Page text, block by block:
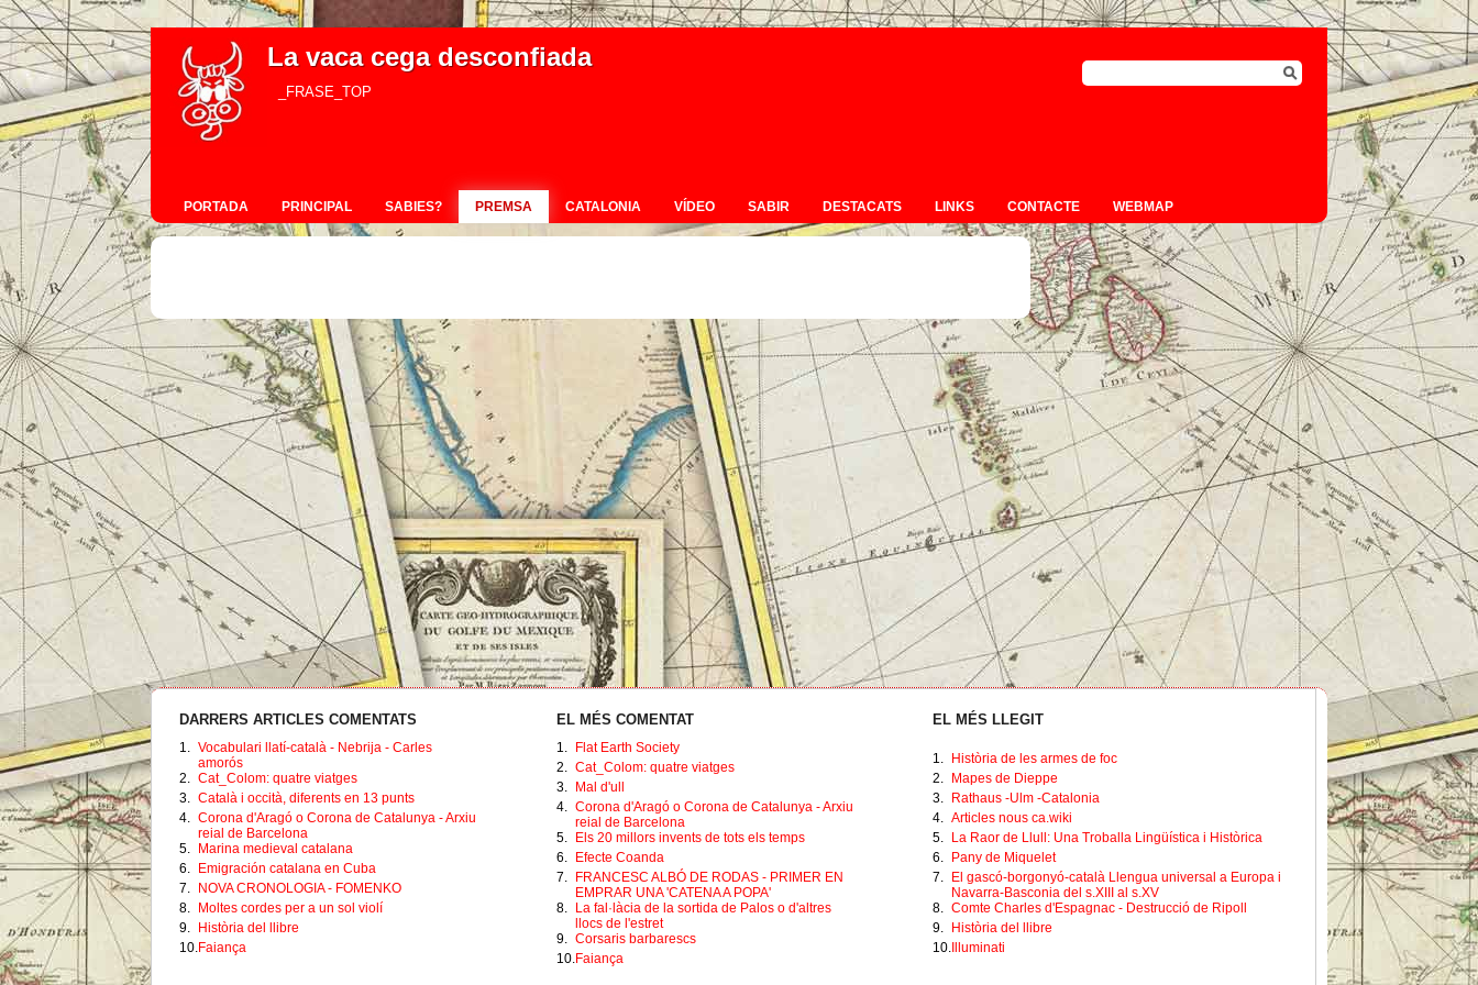
La vaca cega desconfiada
_FRASE_TOP
PORTADA PRINCIPAL SABIES? PREMSA CATALONIA VÍDEO SABIR DESTACATS LINKS CONTACTE WEBMAP
DARRERS ARTICLES COMENTATS
1. Vocabulari llatí-català - Nebrija - Carles
amorós
2. Cat_Colom: quatre viatges
3. Català i occità, diferents en 13 punts
4. Corona d'Aragó o Corona de Catalunya - Arxiu
reial de Barcelona
5.
Marina medieval catalana
6.
Emigración catalana en Cuba
7.
NOVA CRONOLOGIA - FOMENKO
8.
Moltes cordes per a un sol violí
9.
Història del llibre
10.Faiança
EL MÉS COMENTAT
1.
Flat Earth Society
2. Cat_Colom: quatre viatges
3.
Mal d'ull
4. Corona d'Aragó o Corona de Catalunya - Arxiu
reial de Barcelona
5.
Els 20 millors invents de tots els temps
6.
Efecte Coanda
7.
FRANCESC ALBÓ DE RODAS - PRIMER EN
EMPRAR UNA 'CATENA A POPA'
8.
La fal·làcia de la sortida de Palos o d'altres
llocs de l'estret
9. Corsaris barbarescs
10.Faiança
EL MÉS LLEGIT
1.
Història de les armes de foc
2.
Mapes de Dieppe
3.
Rathaus -Ulm -Catalonia
4. Articles nous ca.wiki
5.
La Raor de Llull: Una Troballa Lingüística i Històrica
6.
Pany de Miquelet
7.
El gascó-borgonyó-català Llengua universal a Europa i
Navarra-Basconia del s.XIII al s.XV
8. Comte Charles d'Espagnac - Destrucció de Ripoll
9.
Història del llibre
10. Illuminati